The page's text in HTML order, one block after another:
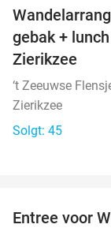
DAG
gebak +
Zierikzee
‘t Zeeuwse
Zierikzee
Solgt: 45
Entree voor